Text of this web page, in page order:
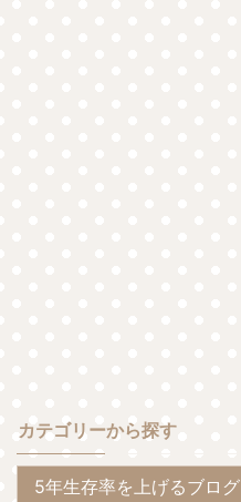
カテゴリーから探す
5年生存率を上げるブログ